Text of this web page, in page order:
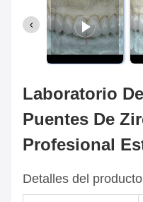
Laboratorio
Puentes De
Profesional
Detalles del producto